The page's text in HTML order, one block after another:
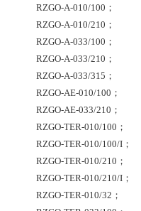
RZGO-A-010/100；
RZGO-A-010/210；
RZGO-A-033/100；
RZGO-A-033/210；
RZGO-A-033/315；
RZGO-AE-010/100；
RZGO-AE-033/210；
RZGO-TER-010/100；
RZGO-TER-010/100/I；
RZGO-TER-010/210；
RZGO-TER-010/210/I；
RZGO-TER-010/32；